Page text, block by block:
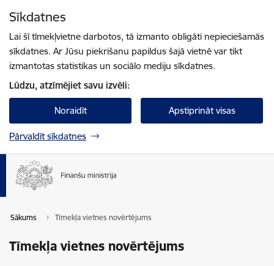
Sīkdatnes
Lai šī tīmekļvietne darbotos, tā izmanto obligāti nepieciešamās
sīkdatnes. Ar Jūsu piekrišanu papildus šajā vietnē var tikt
izmantotas statistikas un sociālo mediju sīkdatnes.
Lūdzu, atzīmējiet savu izvēli:
Noraidīt Apstiprināt visas
Pārvaldīt sīkdatnes
Sākums Tīmekļa vietnes novērtējums
Tīmekļa vietnes novērtējums